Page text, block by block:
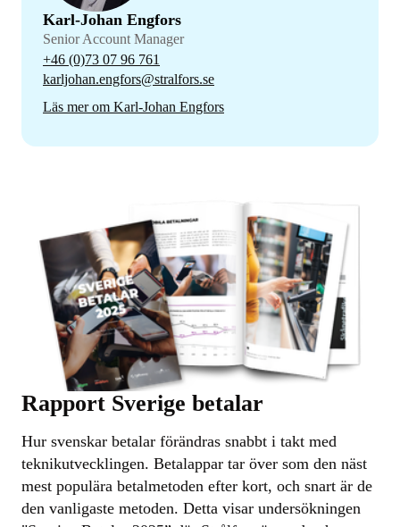
Karl-Johan Engfors
Senior Account Manager
+46 (0)73 07 96 761
karljohan.engfors@stralfors.se
Läs mer om Karl-Johan Engfors
Rapport Sverige betalar
Hur svenskar betalar förändras snabbt i takt med
teknikutvecklingen. Betalappar tar över som den näst
mest populära betalmetoden efter kort, och snart är de
den vanligaste metoden. Detta visar undersökningen